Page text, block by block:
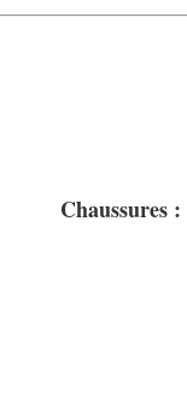
Chaussures :